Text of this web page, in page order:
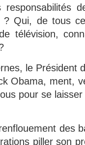
responsabilités
? Qui, de tous
télévision,
le Président
Obama, ment,
pour se
des
piller son